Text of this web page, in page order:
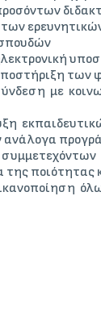
με
ανάλογα
ποιότητας